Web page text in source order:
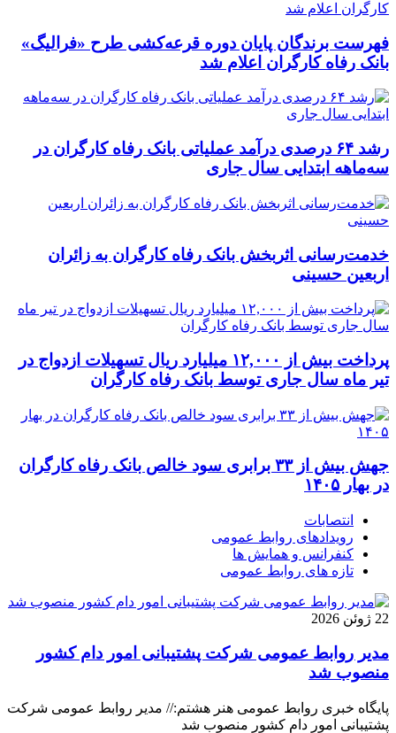
فهرست برندگان پایان دوره قرعه‌کشی طرح «فرالیگ»
بانک رفاه کارگران اعلام شد
رشد ۶۴ درصدی درآمد عملیاتی بانک رفاه کارگران در
سه‌ماهه ابتدایی سال جاری
خدمت‌رسانی اثربخش بانک رفاه کارگران به زائران
اربعین حسینی
پرداخت بیش از ۱۲,۰۰۰ میلیارد ریال تسهیلات ازدواج در
تیر ماه سال جاری توسط بانک رفاه کارگران
جهش بیش از ۳۳ برابری سود خالص بانک رفاه کارگران
در بهار ۱۴۰۵
انتصابات
رویدادهای روابط عمومی
كنفرانس و همايش ها
تازه های روابط عمومی
22 ژوئن 2026
مدیر روابط عمومی شرکت پشتیبانی امور دام کشور
منصوب شد
پایگاه خبری روابط عمومی هنر هشتم:// مدیر روابط عمومی شرکت
پشتیبانی امور دام کشور منصوب شد